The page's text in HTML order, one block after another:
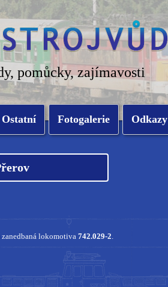
pomůcky, zajímavosti
Ostatní Fotogalerie Odkazy
zanedbaná lokomotiva 742.029-2.